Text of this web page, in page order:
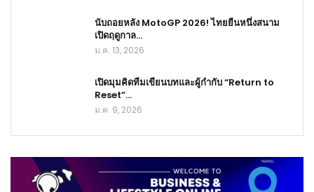
นับถอยหลัง MotoGP 2026! ไทยยืนหนึ่งสนาม
เปิดฤดูกาล…
ม.ค. 13, 2026
เปิดมุมคิดทีมเขียนบทและผู้กำกับ “Return to
Reset”…
ม.ค. 9, 2026